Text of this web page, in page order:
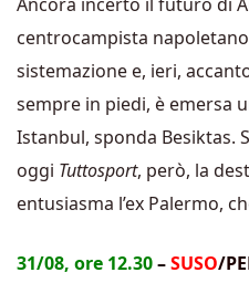
centrocampista
sistemazione e, ieri,
sempre in piedi, è emersa
Istanbul, sponda Besiktas.
oggi Tuttosport, però, la
entusiasma l’ex Palermo,
31/08, ore 12.30–SUSO/